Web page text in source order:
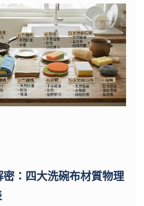
密：四大洗碗布材質物理